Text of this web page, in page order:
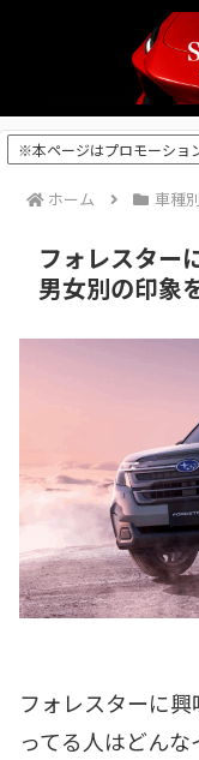
※本ページはプロモーショ
ホーム 車種
フォレスター
男女別の印象
フォレスターに
ってる人はどんな